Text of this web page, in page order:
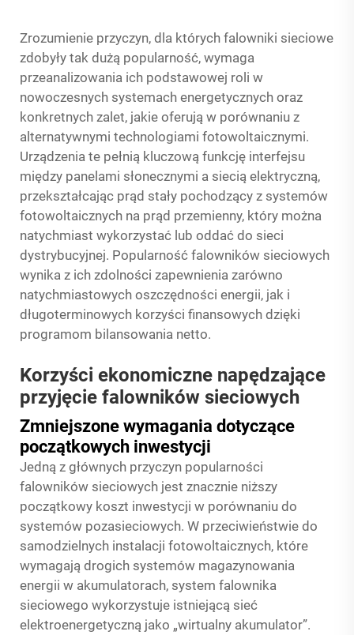
Zrozumienie przyczyn, dla których falowniki sieciowe
zdobyły tak dużą popularność, wymaga
przeanalizowania ich podstawowej roli w
nowoczesnych systemach energetycznych oraz
konkretnych zalet, jakie oferują w porównaniu z
alternatywnymi technologiami fotowoltaicznymi.
Urządzenia te pełnią kluczową funkcję interfejsu
między panelami słonecznymi a siecią elektryczną,
przekształcając prąd stały pochodzący z systemów
fotowoltaicznych na prąd przemienny, który można
natychmiast wykorzystać lub oddać do sieci
dystrybucyjnej. Popularność falowników sieciowych
wynika z ich zdolności zapewnienia zarówno
natychmiastowych oszczędności energii, jak i
długoterminowych korzyści finansowych dzięki
programom bilansowania netto.
Korzyści ekonomiczne napędzające
przyjęcie falowników sieciowych
Zmniejszone wymagania dotyczące
początkowych inwestycji
Jedną z głównych przyczyn popularności
falowników sieciowych jest znacznie niższy
początkowy koszt inwestycji w porównaniu do
systemów pozasieciowych. W przeciwieństwie do
samodzielnych instalacji fotowoltaicznych, które
wymagają drogich systemów magazynowania
energii w akumulatorach, system falownika
sieciowego wykorzystuje istniejącą sieć
elektroenergetyczną jako „wirtualny akumulator”.